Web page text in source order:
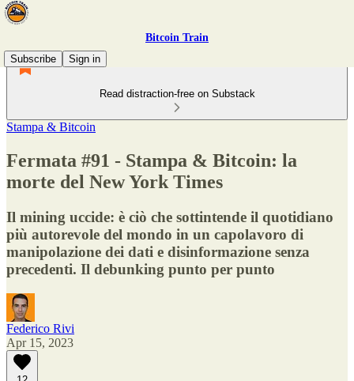
Bitcoin Train
Subscribe
Sign in
Read distraction-free on Substack
Stampa & Bitcoin
Fermata #91 - Stampa & Bitcoin: la
morte del New York Times
Il mining uccide: è ciò che sottintende il quotidiano
più autorevole del mondo in un capolavoro di
manipolazione dei dati e disinformazione senza
precedenti. Il debunking punto per punto
Federico Rivi
Apr 15, 2023